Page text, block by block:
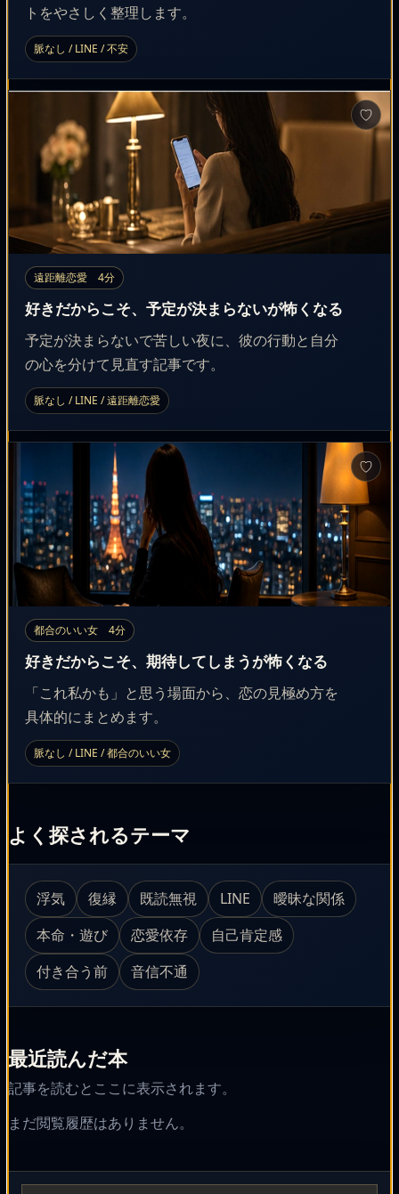
トをやさしく整理します。
脈なし / LINE / 不安
遠距離恋愛 4分
好きだからこそ、予定が決まらないが怖くなる
予定が決まらないで苦しい夜に、彼の行動と自分
の心を分けて見直す記事です。
脈なし / LINE / 遠距離恋愛
♡
都合のいい女 4分
好きだからこそ、期待してしまうが怖くなる
「これ私かも」と思う場面から、恋の見極め方を
具体的にまとめます。
脈なし / LINE / 都合のいい女
♡
よく探されるテーマ
浮気 復縁 既読無視 LINE
曖昧な関係
本命・遊び
恋愛依存
自己肯定感
付き合う前
音信不通
最近読んだ本
記事を読むとここに表示されます。
まだ閲覧履歴はありません。